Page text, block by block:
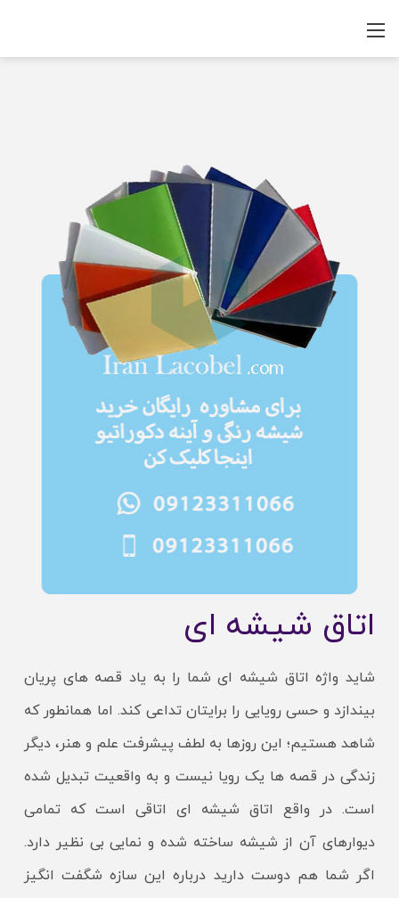
اتاق شیشه ای
شاید واژه اتاق شیشه ای شما را به یاد قصه های پریان
بیندازد و حسی رویایی را برایتان تداعی کند. اما همانطور که
شاهد هستیم؛ این روزها به لطف پیشرفت علم و هنر، دیگر
زندگی در قصه ها یک رویا نیست و به واقعیت تبدیل شده
است. در واقع اتاق شیشه ای اتاقی است که تمامی
دیوارهای آن از شیشه ساخته شده و نمایی بی نظیر دارد.
اگر شما هم دوست دارید درباره این سازه شگفت انگیز